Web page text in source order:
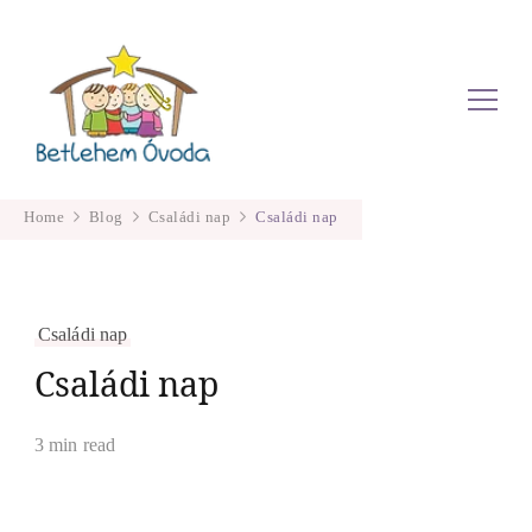
Betlehem Óvoda
Home Blog Családi nap Családi nap
Családi nap
Családi nap
3 min read